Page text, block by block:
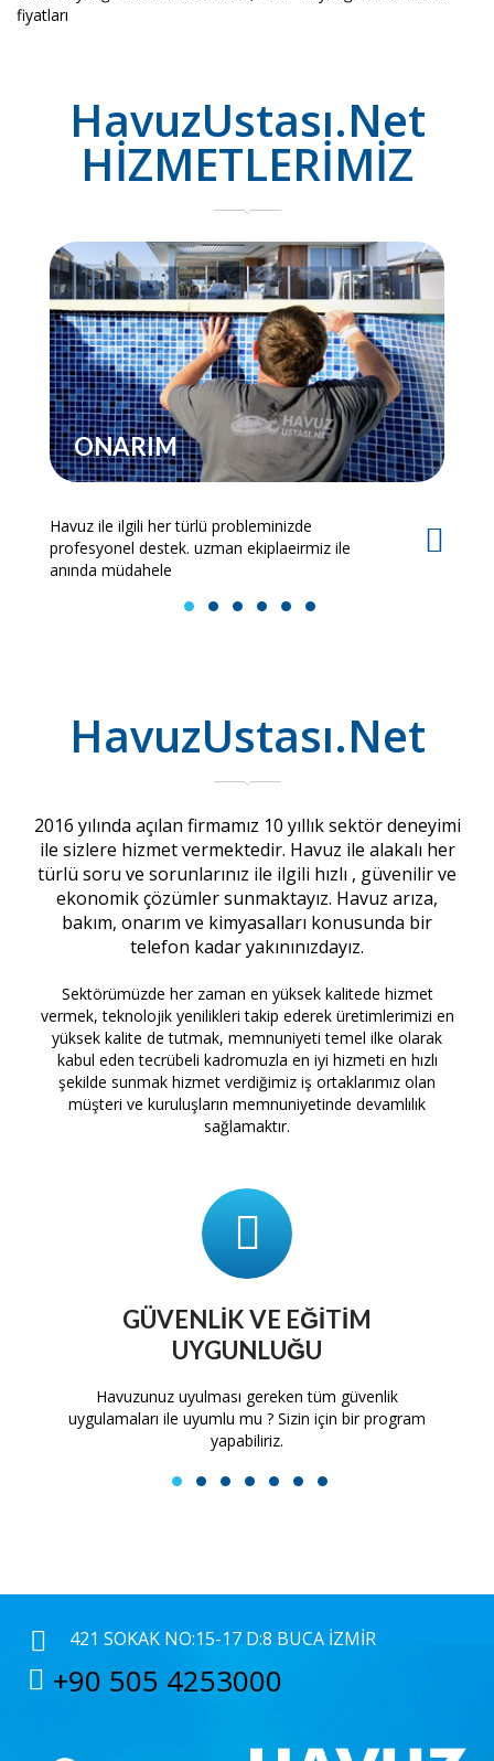
fiyatları
HavuzUstası.Net
HİZMETLERİMİZ
ONARIM
Havuz ile ilgili her türlü probleminizde
profesyonel destek. uzman ekiplaeirmiz ile
anında müdahele
1 2 3 4 5 6
HavuzUstası.Net
2016 yılında açılan firmamız 10 yıllık sektör deneyimi
ile sizlere hizmet vermektedir. Havuz ile alakalı her
türlü soru ve sorunlarınız ile ilgili hızlı , güvenilir ve
ekonomik çözümler sunmaktayız. Havuz arıza,
bakım, onarım ve kimyasalları konusunda bir
telefon kadar yakınınızdayız.
Sektörümüzde her zaman en yüksek kalitede hizmet
vermek, teknolojik yenilikleri takip ederek üretimlerimizi en
yüksek kalite de tutmak, memnuniyeti temel ilke olarak
kabul eden tecrübeli kadromuzla en iyi hizmeti en hızlı
şekilde sunmak hizmet verdiğimiz iş ortaklarımız olan
müşteri ve kuruluşların memnuniyetinde devamlılık
sağlamaktır.
GÜVENLIK VE EĞITIM
UYGUNLUĞU
Havuzunuz uyulması gereken tüm güvenlik
uygulamaları ile uyumlu mu ? Sizin için bir program
yapabiliriz.
1 2 3 4 5 6 7
421 SOKAK NO:15-17 D:8 BUCA İZMIR
+90 505 4253000